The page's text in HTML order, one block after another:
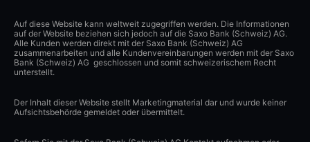
Auf diese Website kann weltweit zugegriffen werden. Die Informationen
auf der Website beziehen sich jedoch auf die Saxo Bank (Schweiz) AG.
Alle Kunden werden direkt mit der Saxo Bank (Schweiz) AG
zusammenarbeiten und alle Kundenvereinbarungen werden mit der Saxo
Bank (Schweiz) AG geschlossen und somit schweizerischem Recht
unterstellt.
Der Inhalt dieser Website stellt Marketingmaterial dar und wurde keiner
Aufsichtsbehörde gemeldet oder übermittelt.